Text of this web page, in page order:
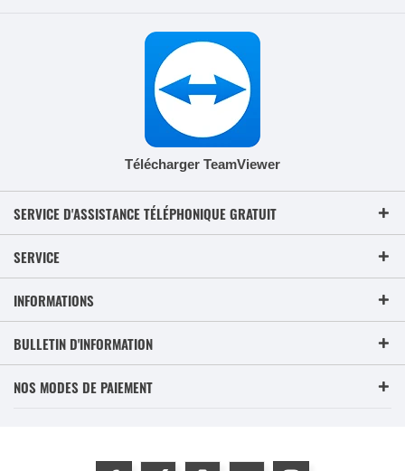
Télécharger TeamViewer
SERVICE D'ASSISTANCE TÉLÉPHONIQUE GRATUIT
SERVICE
INFORMATIONS
BULLETIN D'INFORMATION
NOS MODES DE PAIEMENT